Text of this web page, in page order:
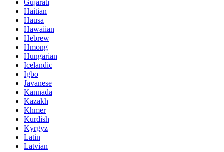
Gujarati
Haitian
Hausa
Hawaiian
Hebrew
Hmong
Hungarian
Icelandic
Igbo
Javanese
Kannada
Kazakh
Khmer
Kurdish
Kyrgyz
Latin
Latvian